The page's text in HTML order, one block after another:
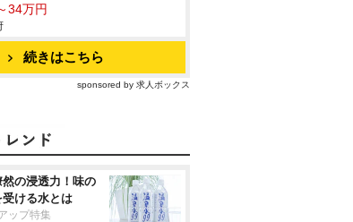
34万円
続きはこちら
sponsored by 求人ボックス
の浸透力！味の
ける水とは
ップ特集